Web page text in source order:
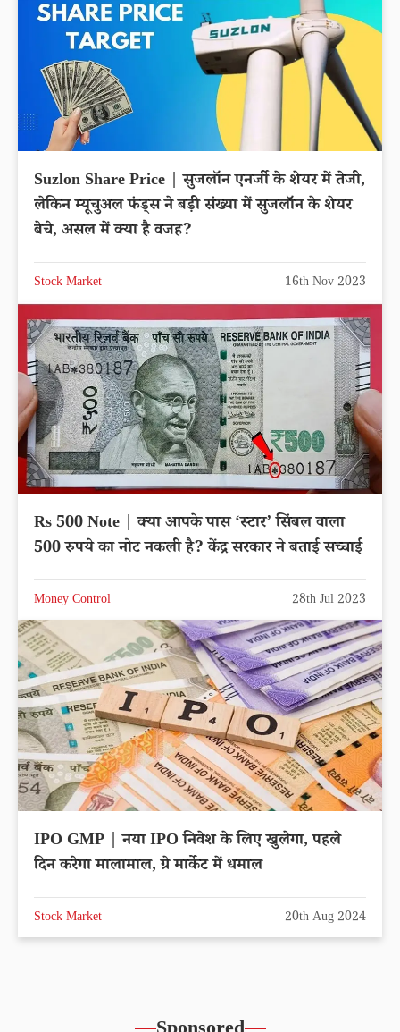
Suzlon Share Price | सुजलॉन एनर्जी के शेयर में तेजी,
लेकिन म्यूचुअल फंड्स ने बड़ी संख्या में सुजलॉन के शेयर
बेचे, असल में क्या है वजह?
Stock Market 16th Nov 2023
Rs 500 Note | क्या आपके पास ‘स्टार’ सिंबल वाला
500 रुपये का नोट नकली है? केंद्र सरकार ने बताई सच्चाई
Money Control 28th Jul 2023
IPO GMP | नया IPO निवेश के लिए खुलेगा, पहले
दिन करेगा मालामाल, ग्रे मार्केट में धमाल
Stock Market 20th Aug 2024